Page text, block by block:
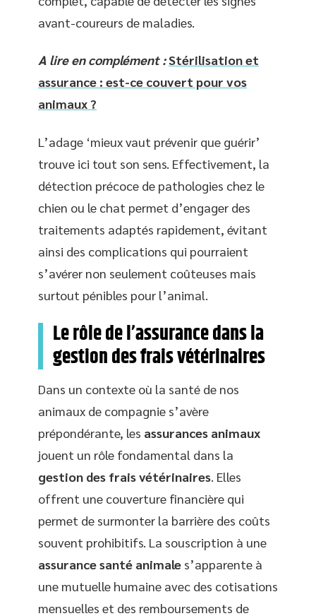
avant-coureurs de maladies.
A lire en complément :Stérilisation et
assurance : est-ce couvert pour vos
animaux ?
L’adage ‘mieux vaut prévenir que guérir’
trouve ici tout son sens. Effectivement, la
détection précoce de pathologies chez le
chien ou le chat permet d’engager des
traitements adaptés rapidement, évitant
ainsi des complications qui pourraient
s’avérer non seulement coûteuses mais
surtout pénibles pour l’animal.
Le rôle de l’assurance dans la
gestion des frais vétérinaires
Dans un contexte où la santé de nos
animaux de compagnie s’avère
prépondérante, les assurances animaux
jouent un rôle fondamental dans la
gestion des frais vétérinaires . Elles
offrent une couverture financière qui
permet de surmonter la barrière des coûts
souvent prohibitifs. La souscription à une
assurance santé animale s’apparente à
une mutuelle humaine avec des cotisations
mensuelles et des remboursements de